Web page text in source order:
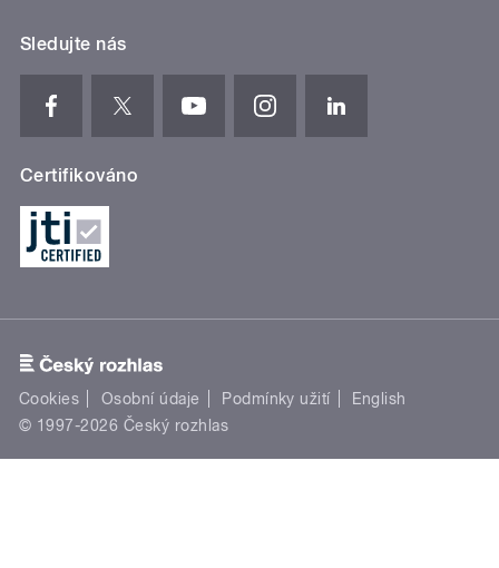
Sledujte nás
Certifikováno
Cookies Osobní údaje Podmínky užití
English
© 1997-2026 Český rozhlas